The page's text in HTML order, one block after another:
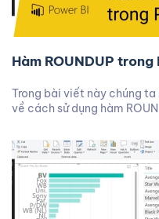
Hàm ROUNDUP
Trong bài viết này chúng
về cách sử dụng hàm